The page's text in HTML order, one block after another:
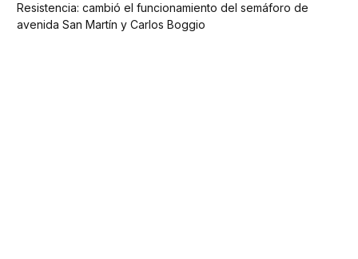
Resistencia: cambió el funcionamiento del semáforo de
avenida San Martín y Carlos Boggio